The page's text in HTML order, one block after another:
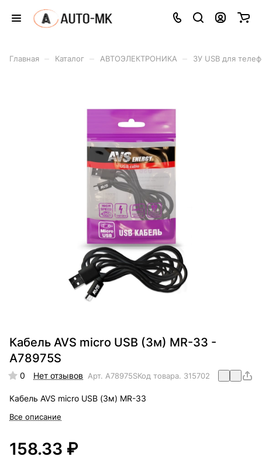
Главная Каталог АВТОЭЛЕКТРОНИКА ЗУ USB для
Кабель AVS micro USB (3м) MR-33 -
A78975S
0 Нет отзывов Арт. A78975SКод товара. 315702
Кабель AVS micro USB (3м) MR-33
Все описание
158.33 ₽